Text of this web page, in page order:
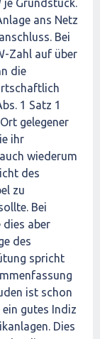
Grundstück.
ans Netz
Bei
Zahl auf über
die
1 Satz 1
gelegener
ihr
wiederum
des
zu
Bei
dies aber
des
spricht
ist schon
gutes Indiz
Dies